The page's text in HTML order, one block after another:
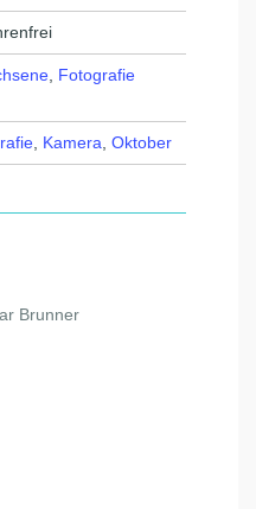
Fotografie
Kamera Oktober
Brunner